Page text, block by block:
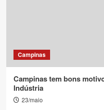
Campinas
Campinas tem bons
Indústria
23/maio